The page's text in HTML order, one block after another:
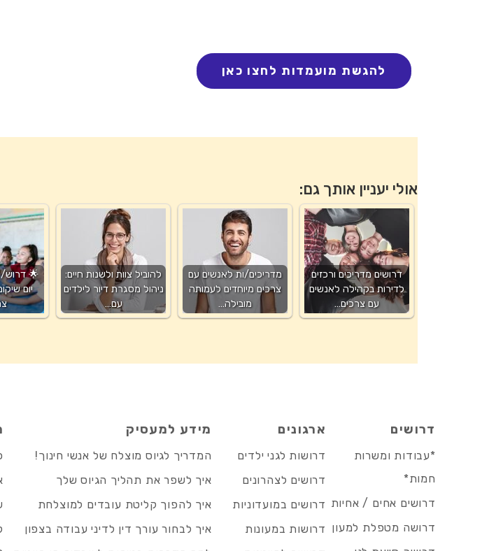
אולי יעניין אותך גם:
🌟 דרוש/
יום
להוביל צוות ולשנות חיים:
ניהול מסגרת דיור לילדים
עם…
מדריכים/ות לאנשים עם
צרכים מיוחדים לעמותה
מובילה…
דרושים מדריכים ורכזים
לדירות בקהילה לאנשים
עם צרכים…
דרושים
*עבודות ומשרות
חמות*
דרושים אחים / אחיות
דרושה מטפלת למעון
ארגונים
דרושות לגני ילדים
דרושים לצהרונים
דרושים במועדוניות
דרושות במעונות
מידע למעסיק
המדריך לגיוס מוצלח של אנשי חינוך!
איך לשפר את תהליך הגיוס שלך
איך להפוך קליטת עובדים למוצלחת
איך לבחור עורך דין לדיני עבודה בצפון